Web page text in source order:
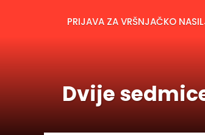
PRIJAVA ZA VRŠNJAČKO
Dvije